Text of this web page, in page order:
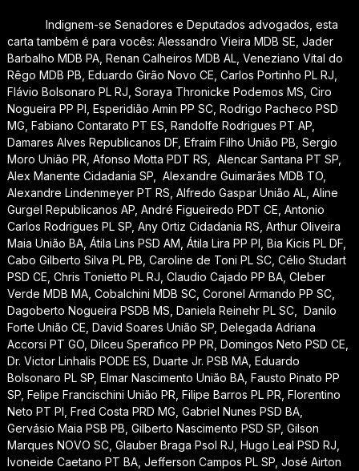
Indignem-se Senadores e Deputados advogados, esta
carta também é para vocês: Alessandro Vieira MDB SE, Jader
Barbalho MDB PA, Renan Calheiros MDB AL, Veneziano Vital do
Rêgo MDB PB, Eduardo Girão Novo CE, Carlos Portinho PL RJ,
Flávio Bolsonaro PL RJ, Soraya Thronicke Podemos MS, Ciro
Nogueira PP PI, Esperidião Amin PP SC, Rodrigo Pacheco PSD
MG, Fabiano Contarato PT ES, Randolfe Rodrigues PT AP,
Damares Alves Republicanos DF, Efraim Filho União PB, Sergio
Moro União PR, Afonso Motta PDT RS, Alencar Santana PT SP,
Alex Manente Cidadania SP, Alexandre Guimarães MDB TO,
Alexandre Lindenmeyer PT RS, Alfredo Gaspar União AL, Aline
Gurgel Republicanos AP, André Figueiredo PDT CE, Antonio
Carlos Rodrigues PL SP, Any Ortiz Cidadania RS, Arthur Oliveira
Maia União BA, Átila Lins PSD AM, Átila Lira PP PI, Bia Kicis PL DF,
Cabo Gilberto Silva PL PB, Caroline de Toni PL SC, Célio Studart
PSD CE, Chris Tonietto PL RJ, Claudio Cajado PP BA, Cleber
Verde MDB MA, Cobalchini MDB SC, Coronel Armando PP SC,
Dagoberto Nogueira PSDB MS, Daniela Reinehr PL SC, Danilo
Forte União CE, David Soares União SP, Delegada Adriana
Accorsi PT GO, Dilceu Sperafico PP PR, Domingos Neto PSD CE,
Dr. Victor Linhalis PODE ES, Duarte Jr. PSB MA, Eduardo
Bolsonaro PL SP, Elmar Nascimento União BA, Fausto Pinato PP
SP, Felipe Francischini União PR, Filipe Barros PL PR, Florentino
Neto PT PI, Fred Costa PRD MG, Gabriel Nunes PSD BA,
Gervásio Maia PSB PB, Gilberto Nascimento PSD SP, Gilson
Marques NOVO SC, Glauber Braga Psol RJ, Hugo Leal PSD RJ,
Ivoneide Caetano PT BA, Jefferson Campos PL SP, José Airton